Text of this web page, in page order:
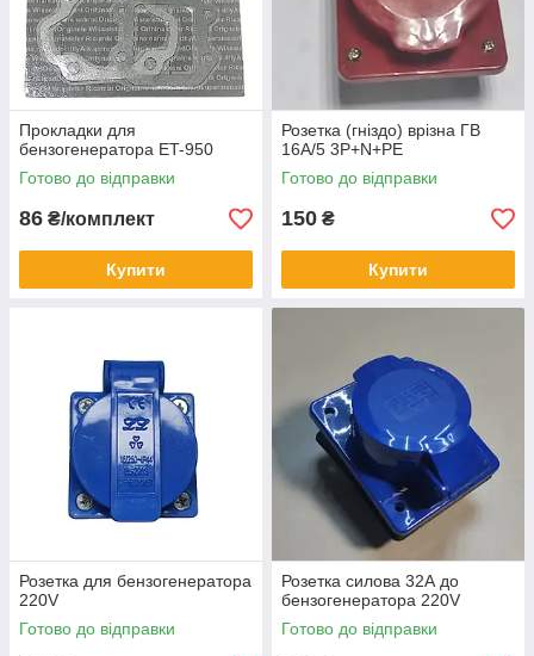
Прокладки для
бензогенератора ET-950
Готово до відправки
86 ₴/комплект
Купити
Розетка (гніздо) врізна ГВ
16А/5 3Р+N+РЕ
Готово до відправки
150 ₴
Купити
Розетка для бензогенератора
220V
Готово до відправки
Розетка силова 32А до
бензогенератора 220V
Готово до відправки